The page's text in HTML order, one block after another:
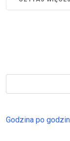
Godzina po